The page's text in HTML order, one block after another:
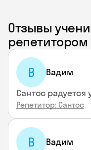
Отзывы
репетитором
В Вадим
Сантос радуется
Репетитор: Сантос
В Вадим